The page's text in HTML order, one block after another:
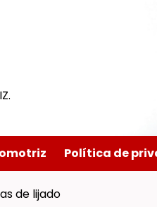
Política de
de lijado